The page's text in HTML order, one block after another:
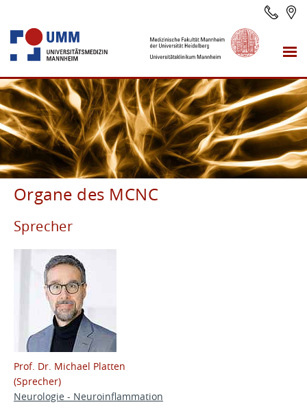
Organe des MCNC
Sprecher
Prof. Dr. Michael Platten
(Sprecher)
Neurologie - Neuroinflammation